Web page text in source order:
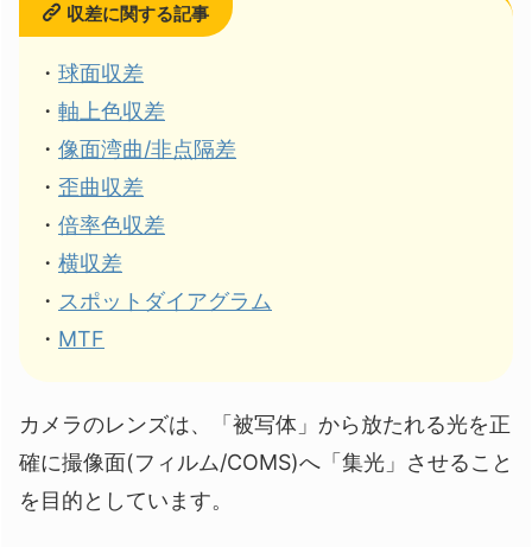
収差に関する記事
・ 球面収差
・ 軸上色収差
・ 像面湾曲/非点隔差
・ 歪曲収差
・ 倍率色収差
・ 横収差
・ スポットダイアグラム
・ MTF
カメラのレンズは、「被写体」から放たれる光を正
確に撮像面(フィルム/COMS)へ「集光」させること
を目的としています。